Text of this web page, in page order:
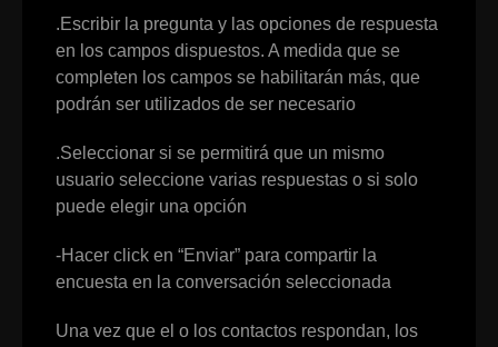
.Escribir la pregunta y las opciones de respuesta
en los campos dispuestos. A medida que se
completen los campos se habilitarán más, que
podrán ser utilizados de ser necesario
.Seleccionar si se permitirá que un mismo
usuario seleccione varias respuestas o si solo
puede elegir una opción
-Hacer click en “Enviar” para compartir la
encuesta en la conversación seleccionada
Una vez que el o los contactos respondan, los